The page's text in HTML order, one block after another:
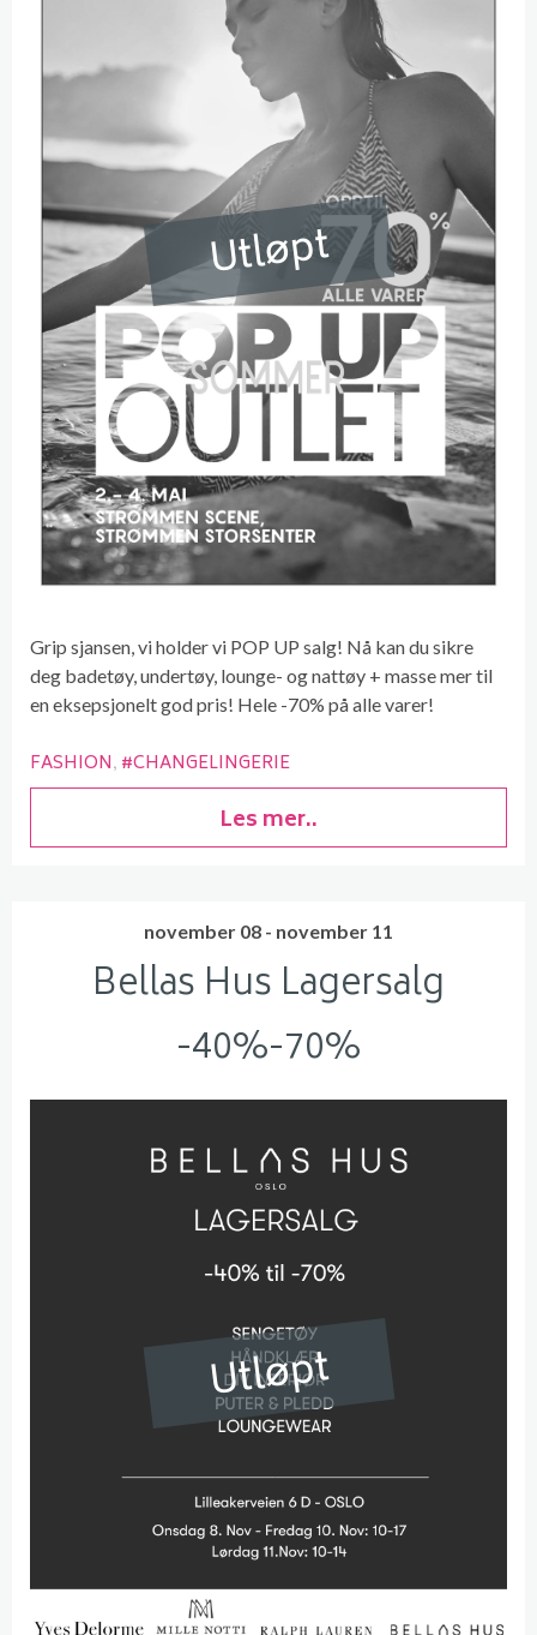
Utløpt
Grip sjansen, vi holder vi POP UP salg! Nå kan du sikre
deg badetøy, undertøy, lounge- og nattøy + masse mer til
en eksepsjonelt god pris! Hele -70% på alle varer!
FASHION #CHANGELINGERIE
Les mer..
november 08 - november 11
Bellas Hus Lagersalg
-40%-70%
Utløpt